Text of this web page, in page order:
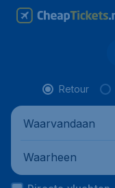
Retour
Waarvandaan
Waarheen